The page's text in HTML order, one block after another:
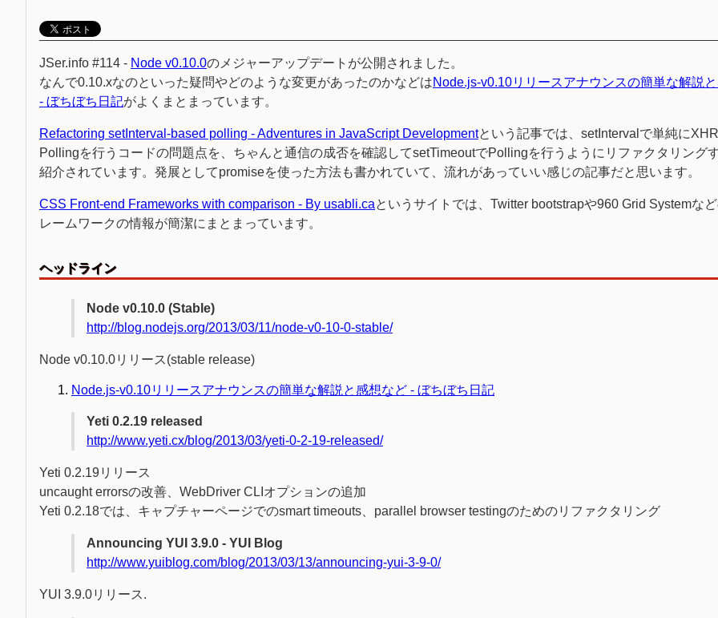
JSer.info #114 - Node v0.10.0のメジャーアップデートが公開されました。
なんで0.10.xなのといった疑問やどのような変更があったのかなどはNode.js-v0.10リリースアナウンスの簡単な解説
- ぼちぼち日記がよくまとまっています。
Refactoring setInterval-based polling - Adventures in JavaScript Developmentという記事では、setIntervalで単純に
Pollingを行うコードの問題点を、ちゃんと通信の成否を確認してsetTimeoutでPollingを行うようにリファクタリング
紹介されています。発展としてpromiseを使った方法も書かれていて、流れがあっていい感じの記事だと思います。
CSS Front-end Frameworks with comparison - By usabli.caというサイトでは、Twitter bootstrapや960 Grid Systemな
レームワークの情報が簡潔にまとまっています。
ヘッドライン
Node v0.10.0 (Stable)
http://blog.nodejs.org/2013/03/11/node-v0-10-0-stable/
Node v0.10.0リリース(stable release)
Node.js-v0.10リリースアナウンスの簡単な解説と感想など - ぼちぼち日記
Yeti 0.2.19 released
http://www.yeti.cx/blog/2013/03/yeti-0-2-19-released/
Yeti 0.2.19リリース
uncaught errorsの改善、WebDriver CLIオプションの追加
Yeti 0.2.18では、キャプチャーページでのsmart timeouts、parallel browser testingのためのリファクタリング
Announcing YUI 3.9.0 - YUI Blog
http://www.yuiblog.com/blog/2013/03/13/announcing-yui-3-9-0/
YUI 3.9.0リリース.